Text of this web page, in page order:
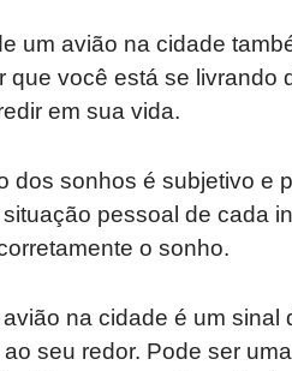
um avião na cidade
você está se livrando
em sua vida.
dos sonhos é subjetivo e
pessoal de cada
o sonho.
na cidade é um sinal
seu redor. Pode ser